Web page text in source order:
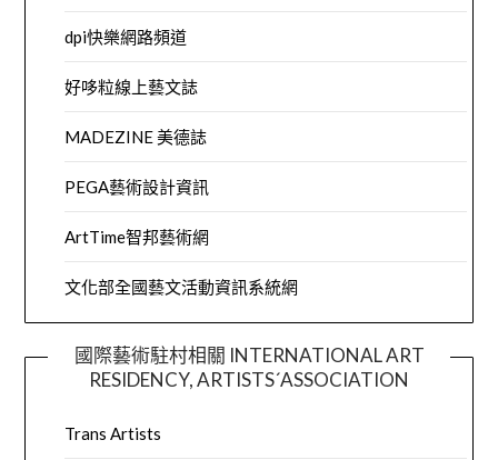
dpi快樂網路頻道
好哆粒線上藝文誌
MADEZINE 美德誌
PEGA藝術設計資訊
ArtTime智邦藝術網
文化部全國藝文活動資訊系統網
國際藝術駐村相關 INTERNATIONAL ART
RESIDENCY, ARTISTS´ASSOCIATION
Trans Artists